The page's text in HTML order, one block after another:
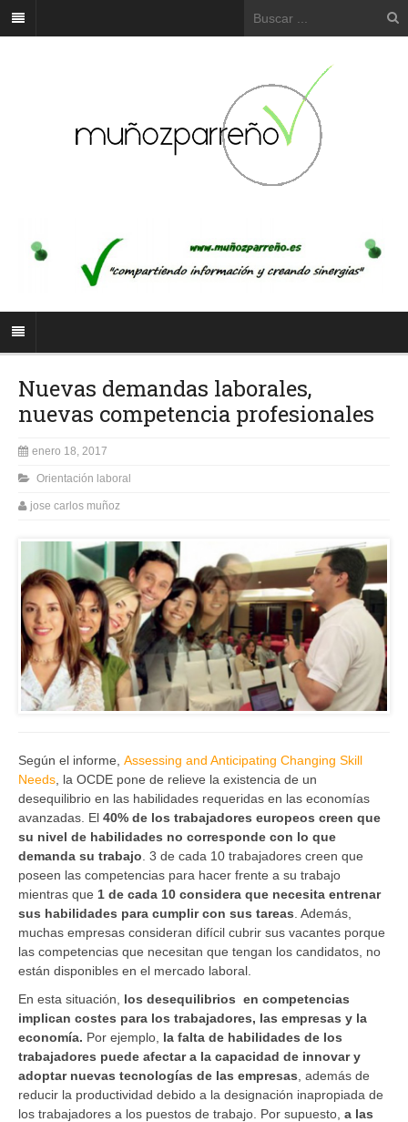
Nuevas demandas laborales,
nuevas competencia profesionales
enero 18, 2017
Orientación laboral
jose carlos muñoz
Según el informe, Assessing and Anticipating Changing Skill
Needs , la OCDE pone de relieve la existencia de un
desequilibrio en las habilidades requeridas en las economías
avanzadas. El 40% de los trabajadores europeos creen que
su nivel de habilidades no corresponde con lo que
demanda su trabajo . 3 de cada 10 trabajadores creen que
poseen las competencias para hacer frente a su trabajo
mientras que 1 de cada 10 considera que necesita entrenar
sus habilidades para cumplir con sus tareas . Además,
muchas empresas consideran difícil cubrir sus vacantes porque
las competencias que necesitan que tengan los candidatos, no
están disponibles en el mercado laboral.
En esta situación, los desequilibrios en competencias
implican costes para los trabajadores, las empresas y la
economía. Por ejemplo, la falta de habilidades de los
trabajadores puede afectar a la capacidad de innovar y
adoptar nuevas tecnologías de las empresas , además de
reducir la productividad debido a la designación inapropiada de
los trabajadores a los puestos de trabajo. Por supuesto, a las